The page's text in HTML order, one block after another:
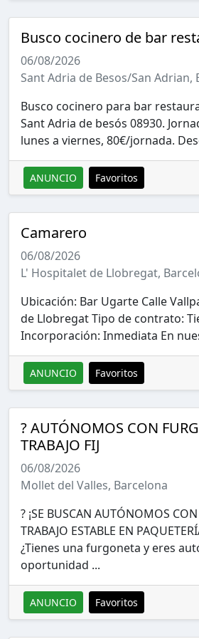
Busco cocinero de bar
06/08/2026
Sant Adria de Besos/San Adrian,
Busco cocinero para bar
Sant Adria de besós 08930.
lunes a viernes, 80€/jornada.
ANUNCIO Favoritos
Camarero
06/08/2026
L' Hospitalet de Llobregat,
Ubicación: Bar Ugarte Calle
de Llobregat Tipo de contrato:
Incorporación: Inmediata En
ANUNCIO Favoritos
? AUTÓNOMOS CON
TRABAJO FIJ
06/08/2026
Mollet del Valles, Barcelona
? ¡SE BUSCAN AUTÓNOMOS
TRABAJO ESTABLE EN
¿Tienes una furgoneta y eres
oportunidad ...
ANUNCIO Favoritos